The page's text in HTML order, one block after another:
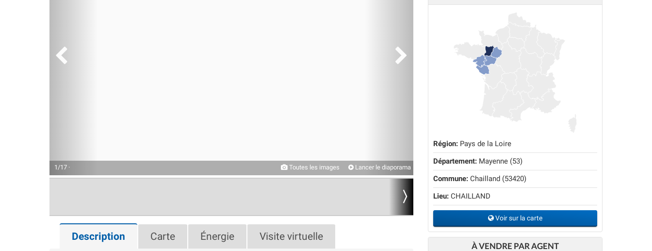
1/17 · Toutes les images Lancer le diaporama
Description Carte Énergie Visite virtuelle
Région: Pays de la Loire
Département: Mayenne (53)
Commune: Chailland (53420)
Lieu: CHAILLAND
Voir sur la carte
À VENDRE PAR AGENT